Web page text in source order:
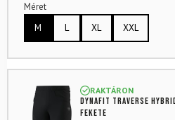
Méret
M
L XL XXL
RAKTÁRON
DYNAFIT Traverse
Fekete